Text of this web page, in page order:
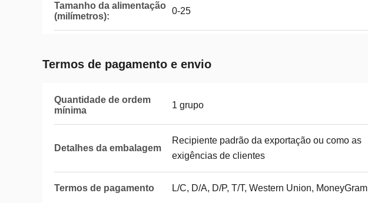
Tamanho da alimentação
(milímetros):
0-25
Termos de pagamento e envio
Quantidade de ordem
mínima
1 grupo
Detalhes da embalagem
Recipiente padrão da exportação ou como as
exigências de clientes
Termos de pagamento L/C, D/A, D/P, T/T, Western Union, MoneyGram